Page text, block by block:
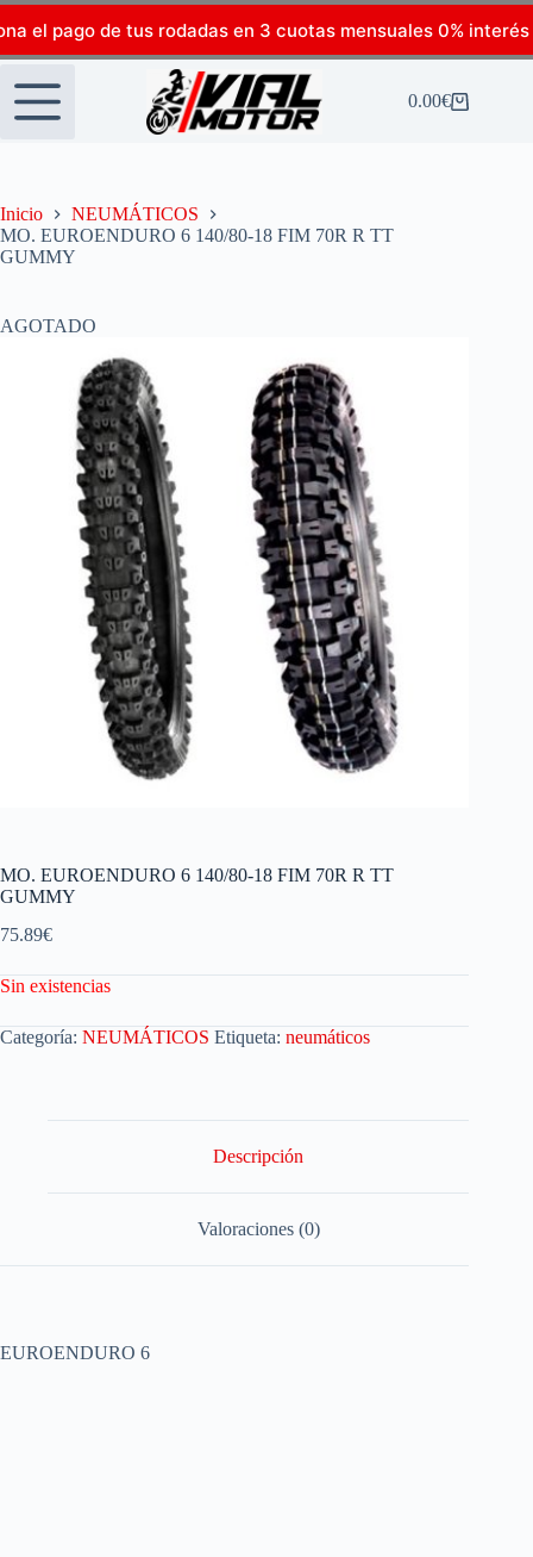
el pago de tus rodadas en 3 cuotas mensuales 0% interés
0.00€
Inicio
NEUMÁTICOS
MO. EUROENDURO 6 140/80-18 FIM 70R R TT
GUMMY
AGOTADO
MO. EUROENDURO 6 140/80-18 FIM 70R R TT
GUMMY
75.89€
Sin existencias
Categoría: NEUMÁTICOS Etiqueta: neumáticos
Descripción
Valoraciones (0)
EUROENDURO 6